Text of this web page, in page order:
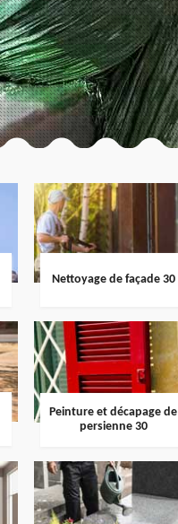
Nettoyage de façade 30
Peinture et décapage de
persienne 30